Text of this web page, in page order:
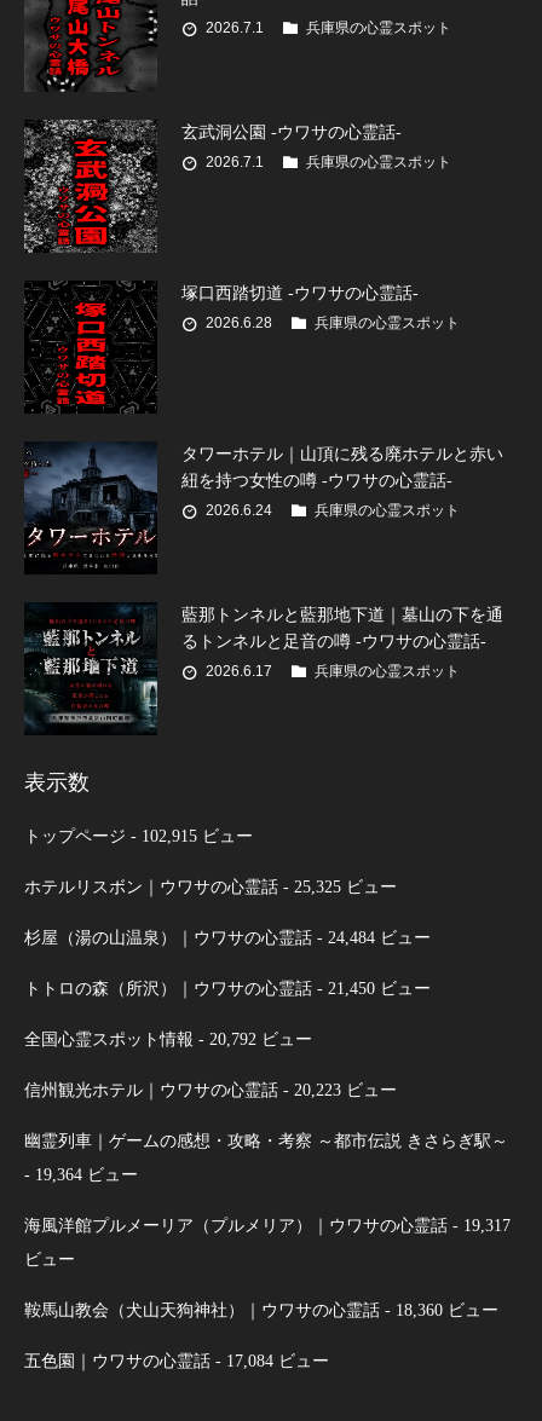
2026.7.1 兵庫県の心霊スポット
玄武洞公園 -ウワサの心霊話-
2026.7.1 兵庫県の心霊スポット
塚口西踏切道 -ウワサの心霊話-
2026.6.28 兵庫県の心霊スポット
タワーホテル｜山頂に残る廃ホテルと赤い
紐を持つ女性の噂 -ウワサの心霊話-
2026.6.24 兵庫県の心霊スポット
藍那トンネルと藍那地下道｜墓山の下を通
るトンネルと足音の噂 -ウワサの心霊話-
2026.6.17 兵庫県の心霊スポット
表示数
トップページ - 102,915 ビュー
ホテルリスボン｜ウワサの心霊話 - 25,325 ビュー
杉屋（湯の山温泉）｜ウワサの心霊話 - 24,484 ビュー
トトロの森（所沢）｜ウワサの心霊話 - 21,450 ビュー
全国心霊スポット情報 - 20,792 ビュー
信州観光ホテル｜ウワサの心霊話 - 20,223 ビュー
幽霊列車｜ゲームの感想・攻略・考察 ～都市伝説 きさらぎ駅～
- 19,364 ビュー
海風洋館プルメーリア（プルメリア）｜ウワサの心霊話 - 19,317
ビュー
鞍馬山教会（犬山天狗神社）｜ウワサの心霊話 - 18,360 ビュー
五色園｜ウワサの心霊話 - 17,084 ビュー